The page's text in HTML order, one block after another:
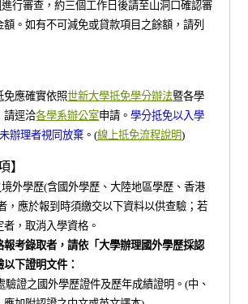
行審查，約三個工作日後請至山洞口確認審
。如有不可減免或貸款項目之餘額，請列
免應確實依照世新大學抵免學分辦法暨各學
請逕洽各學系辦公室申請。學分抵免以入學
辦理者視同放棄 。(線上抵免流程說明)
】
外學歷(含國外學歷、大陸地區學歷、香港
，應於報到時須繳交以下資料以供查驗；若
，取消入學資格。
考錄取者，請依「大學辦理國外學歷採認
下證明文件：
驗證之國外學歷證件及歷年成績證明。(中、